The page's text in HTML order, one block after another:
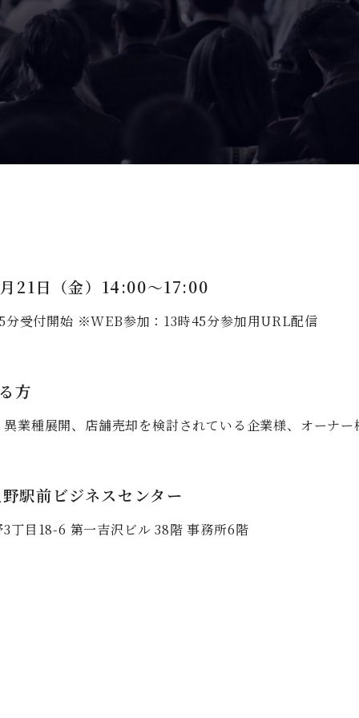
21日（金）14:00～17:00
分受付開始 ※WEB参加：13時45分参加用URL配信
方
業種展開、店舗売却を検討されている企業様、オーナー
駅前ビジネスセンター
丁目18-6 第一吉沢ビル 38階 事務所6階